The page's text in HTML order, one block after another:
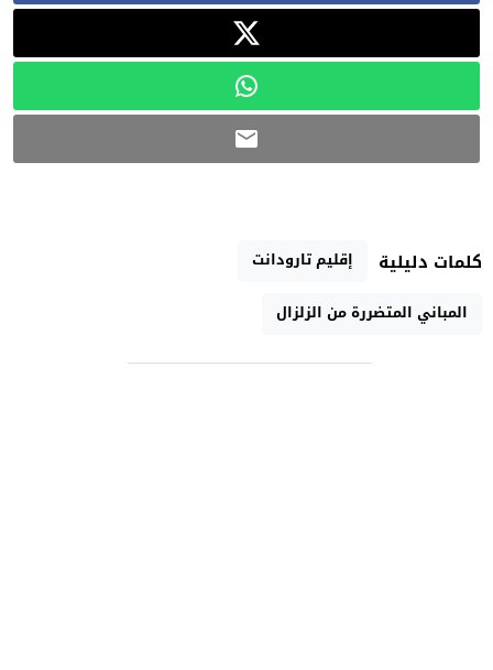
كلمات دليلية
إقليم تارودانت
المباني المتضررة من الزلزال